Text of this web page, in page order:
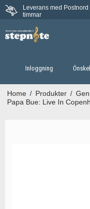
Leverans med
timmar
Inloggning
Home / Produkter /
Papa Bue: Live In